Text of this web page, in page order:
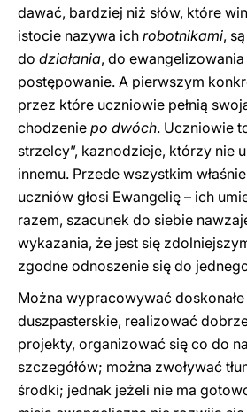
dawać, bardziej niż słów, które
istocie nazywa ich robotnikami,
do działania, do
postępowanie. A pierwszym
przez które uczniowie pełnią
chodzenie po dwóch. Uczniowie
strzelcy”, kaznodzieje, którzy nie
innemu. Przede wszystkim
uczniów głosi Ewangelię – ich
razem, szacunek do siebie
wykazania, że jest się
zgodne odnoszenie się do
Można wypracowywać
duszpasterskie, realizować
projekty, organizować się co do
szczegółów; można zwoływać
środki; jednak jeżeli nie ma